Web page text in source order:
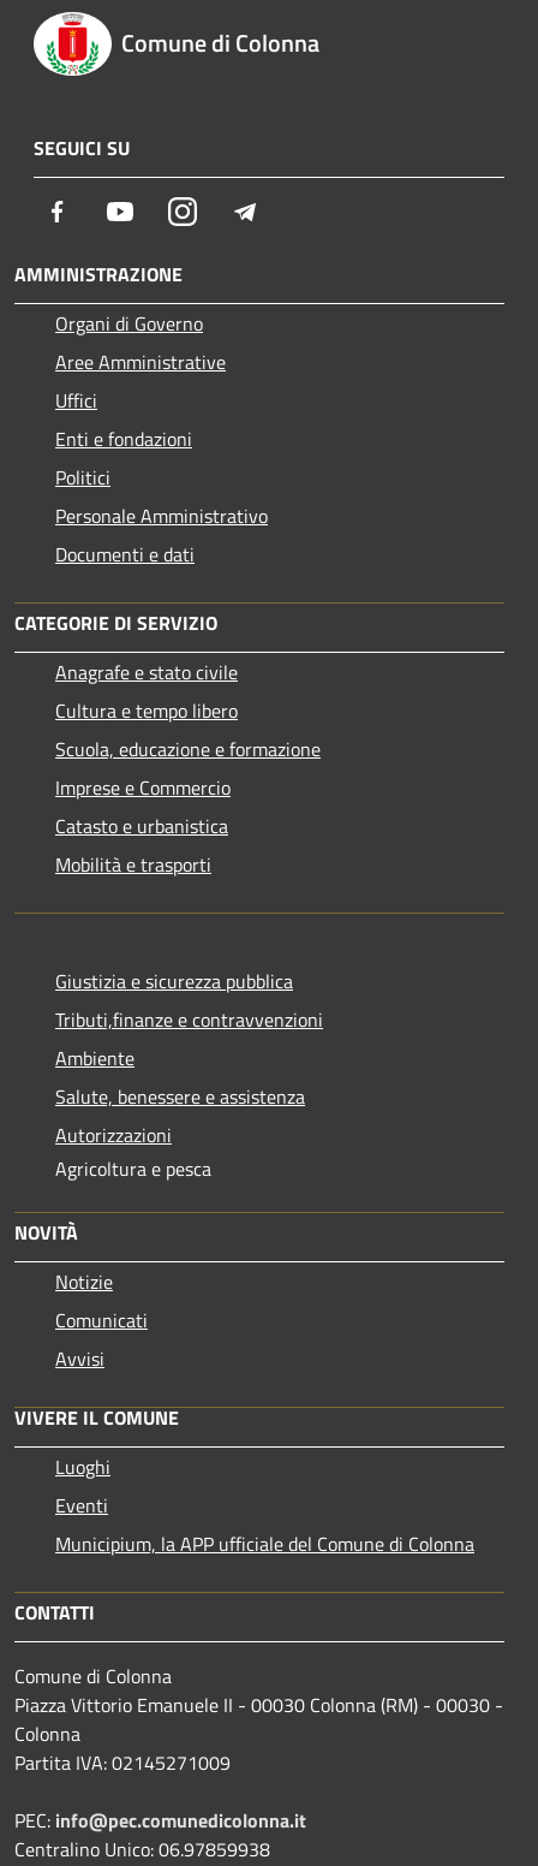
Comune di Colonna
SEGUICI SU
Facebook YoutubeInstagram
AMMINISTRAZIONE
Organi di Governo
Aree Amministrative
Uffici
Enti e fondazioni
Politici
Personale Amministrativo
Documenti e dati
CATEGORIE DI SERVIZIO
Anagrafe e stato civile
Cultura e tempo libero
Scuola, educazione e formazione
Imprese e Commercio
Catasto e urbanistica
Mobilità e trasporti
Giustizia e sicurezza pubblica
Tributi,finanze e contravvenzioni
Ambiente
Salute, benessere e assistenza
Autorizzazioni
Agricoltura e pesca
NOVITÀ
Notizie
Comunicati
Avvisi
VIVERE IL COMUNE
Luoghi
Eventi
Municipium, la APP ufficiale del Comune di Colonna
CONTATTI
Comune di Colonna
Piazza Vittorio Emanuele II - 00030 Colonna (RM) - 00030 -
Colonna
Partita IVA: 02145271009
PEC: info@pec.comunedicolonna.it
Centralino Unico: 06.97859938